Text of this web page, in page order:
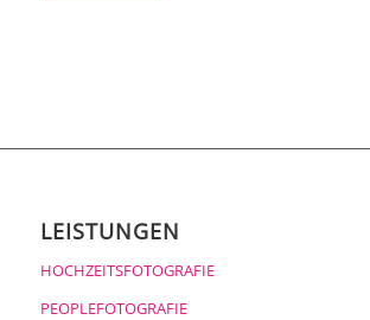
LEISTUNGEN
HOCHZEITSFOTOGRAFIE
PEOPLEFOTOGRAFIE